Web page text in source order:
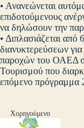
• Ανανεώνεται
επιδοτούμενους
να δηλώσουν την
• Διπλασιάζεται από
διανυκτερεύσεων
παροχών του ΟΑΕΔ
Τουρισμού που
επόμενο πρόγραμμα
Χορηγούμενο